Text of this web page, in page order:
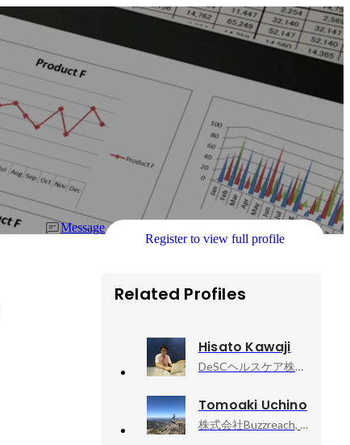
Message
Register to view full profile
Related Profiles
Hisato Kawaji
DeSCヘルスケア株式会社, 製品開発統括部プロダクト開発部副部長
Tomoaki Uchino
株式会社Buzzreach, プロダクト開発部